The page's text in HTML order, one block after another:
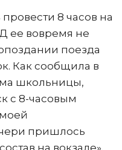
8 часов на
ее вовремя не
поезда
Как сообщила в
школьницы,
с 8-часовым
пришлось
на вокзале».